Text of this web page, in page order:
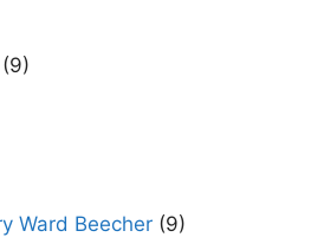
(9)
Ward Beecher (9)